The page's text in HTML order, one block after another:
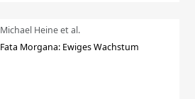
Michael Heine et al.
Fata Morgana: Ewiges Wachstum